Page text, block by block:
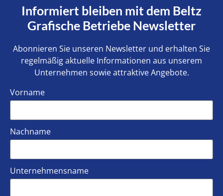
Informiert bleiben mit dem Beltz
Grafische Betriebe Newsletter
Abonnieren Sie unseren Newsletter und erhalten Sie
regelmäßig aktuelle Informationen aus unserem
Unternehmen sowie attraktive Angebote.
Vorname
Nachname
Unternehmensname